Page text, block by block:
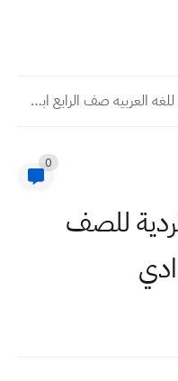
اسئله شفويه للغه العربيه صف الرابع ابتدائي 2024
0
للصف